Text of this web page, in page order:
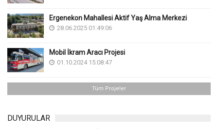
Ergenekon Mahallesi Aktif Yaş Alma Merkezi
28.06.2025 01:49:06
Mobil İkram Aracı Projesi
01.10.2024 15:08:47
Tüm Projeler
DUYURULAR